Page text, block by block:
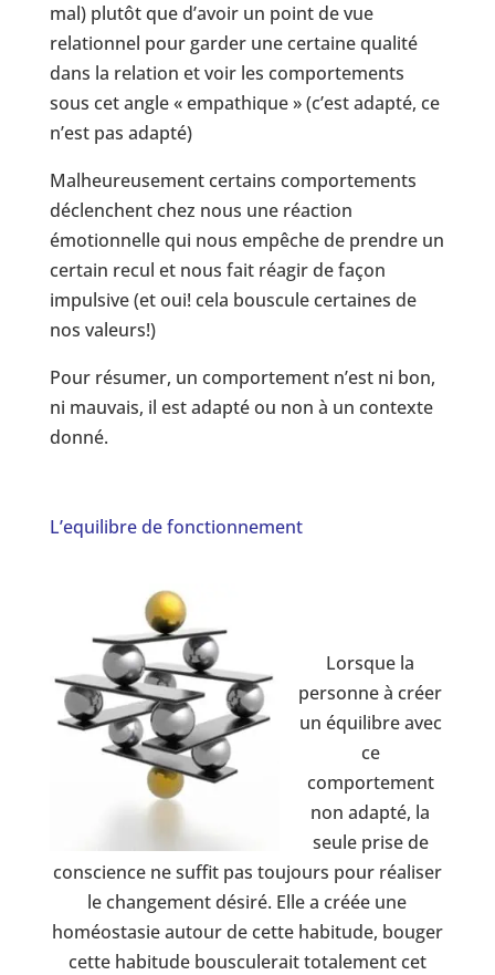
mal) plutôt que d’avoir un point de vue
relationnel pour garder une certaine qualité
dans la relation et voir les comportements
sous cet angle « empathique » (c’est adapté, ce
n’est pas adapté)
Malheureusement certains comportements
déclenchent chez nous une réaction
émotionnelle qui nous empêche de prendre un
certain recul et nous fait réagir de façon
impulsive (et oui! cela bouscule certaines de
nos valeurs!)
Pour résumer, un comportement n’est ni bon,
ni mauvais, il est adapté ou non à un contexte
donné.
L’equilibre de fonctionnement
Lorsque la
personne à créer
un équilibre avec
ce
comportement
non adapté, la
seule prise de
conscience ne suffit pas toujours pour réaliser
le changement désiré. Elle a créée une
homéostasie autour de cette habitude, bouger
cette habitude bousculerait totalement cet